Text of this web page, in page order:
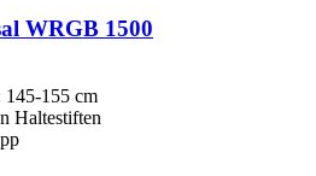
WRGB 1500
145-155 cm
Haltestiften